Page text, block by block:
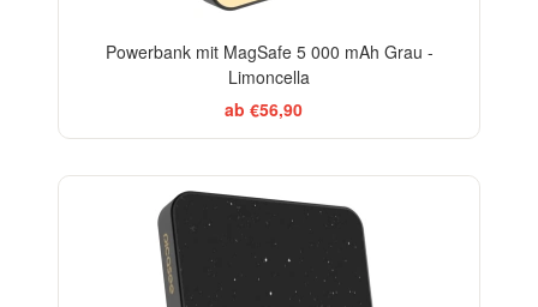
Powerbank mit MagSafe 5 000 mAh Grau -
Limoncella
ab €56,90